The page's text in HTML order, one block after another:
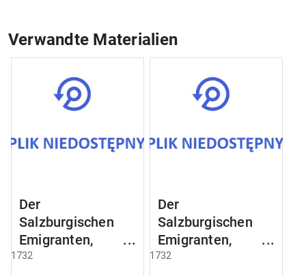
Verwandte Materialien
Der
Salzburgischen
Emigranten,
welche nach
1732
Der
Salzburgischen
Emigranten,
welche nach
1732